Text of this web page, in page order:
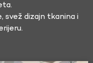
svež dizajn tkanina i